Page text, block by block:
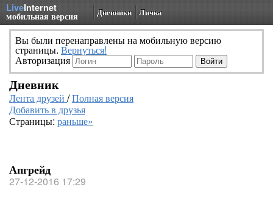
LiveInternet
мобильная версия Дневники Личка
Вы были перенаправлены на мобильную версию
страницы. Вернуться!
Авторизация
Дневник
Лента друзей /Полная версия
Добавить в друзья
Страницы: раньше»
Апгрейд
27-12-2016 17:29